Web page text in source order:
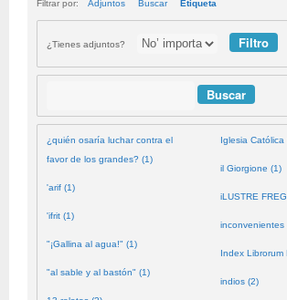
Filtrar por: Adjuntos Buscar Etiqueta
¿Tienes adjuntos?
¿quién osaría luchar contra el
favor de los grandes? (1)
'arif (1)
'ifrit (1)
"¡Gallina al agua!" (1)
"al sable y al bastón" (1)
Iglesia Católica
il Giorgione (1)
iLUSTRE
inconvenientes
Index Librorum
indios (2)